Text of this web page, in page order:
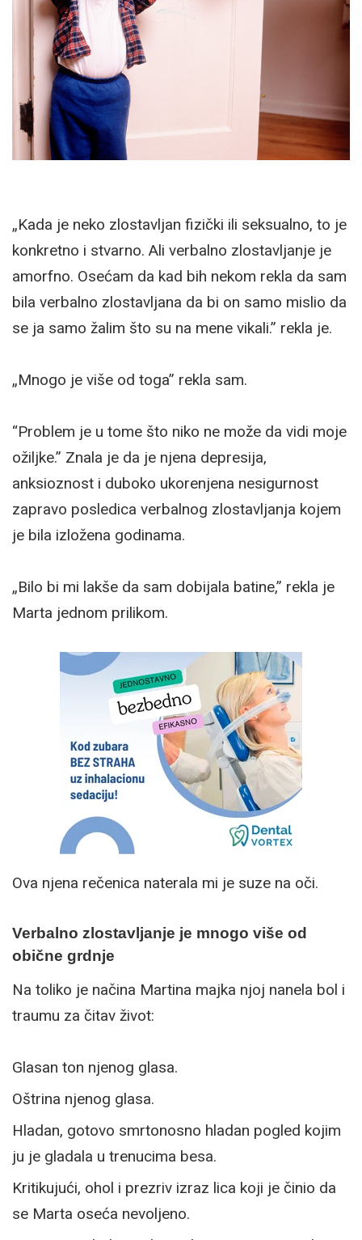
„Kada je neko zlostavljan fizički ili seksualno, to je
konkretno i stvarno. Ali verbalno zlostavljanje je
amorfno. Osećam da kad bih nekom rekla da sam
bila verbalno zlostavljana da bi on samo mislio da
se ja samo žalim što su na mene vikali.” rekla je.
„Mnogo je više od toga” rekla sam.
“Problem je u tome što niko ne može da vidi moje
ožiljke.” Znala je da je njena depresija,
anksioznost i duboko ukorenjena nesigurnost
zapravo posledica verbalnog zlostavljanja kojem
je bila izložena godinama.
„Bilo bi mi lakše da sam dobijala batine,” rekla je
Marta jednom prilikom.
Ova njena rečenica naterala mi je suze na oči.
Verbalno zlostavljanje je mnogo više od
obične grdnje
Na toliko je načina Martina majka njoj nanela bol i
traumu za čitav život:
Glasan ton njenog glasa.
Oštrina njenog glasa.
Hladan, gotovo smrtonosno hladan pogled kojim
ju je gladala u trenucima besa.
Kritikujući, ohol i prezriv izraz lica koji je činio da
se Marta oseća nevoljeno.